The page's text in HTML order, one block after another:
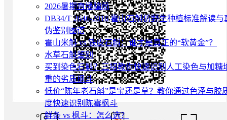
2026暑期直播骗局
DB34/T 2646-2016 霍山石斛仿野生种植标准解读与
伪鉴别图谱
霍山米斛 vs 铁皮石斛：谁才是真正的“软黄金”？
水草石斛鉴别
买到染色石斛？三招教你快速识别人工染色与加糖
重的劣质枫斗
低价“陈年老石斛”是宝还是草？教你通过色泽与胶
度快速识别陈霉枫斗
鲜条 vs 枫斗：怎么选？